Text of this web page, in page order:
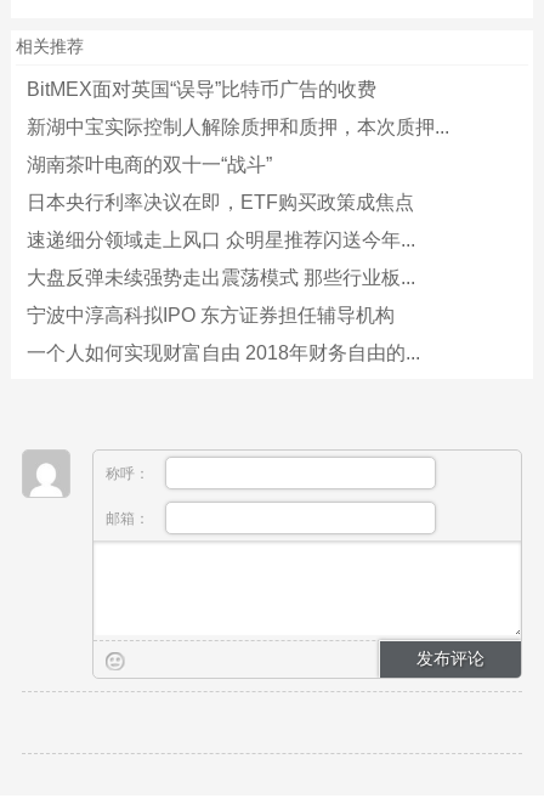
相关推荐
BitMEX面对英国“误导”比特币广告的收费
新湖中宝实际控制人解除质押和质押，本次质押...
湖南茶叶电商的双十一“战斗”
日本央行利率决议在即，ETF购买政策成焦点
速递细分领域走上风口 众明星推荐闪送今年...
大盘反弹未续强势走出震荡模式 那些行业板...
宁波中淳高科拟IPO 东方证券担任辅导机构
一个人如何实现财富自由 2018年财务自由的...
称呼：
邮箱：